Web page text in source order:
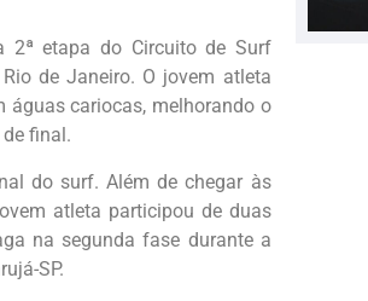
2ª etapa do Circuito de Surf
de Janeiro. O jovem atleta
águas cariocas, melhorando o
final.
do surf. Além de chegar às
atleta participou de duas
na segunda fase durante a
SP.